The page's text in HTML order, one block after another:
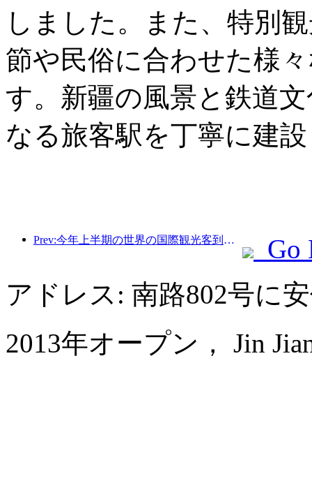
しました。また、特別
節や民俗に合わせた様
す。新疆の風景と鉄道
なる旅客駅を丁寧に建
Prev:今年上半期の世界の国際観光客到着数は前年比5％増加した。
Go
アドレス: 南路802号に
2013年オープン， Jin